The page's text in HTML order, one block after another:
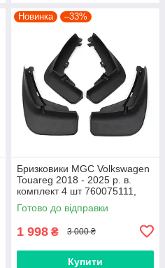
Новинка –33%
Бризковики MGC Volkswagen
Touareg 2018 - 2025 р. в.
комплект 4 шт 760075111,
760075101
Готово до відправки
1 998 ₴ 3 000 ₴
Купити